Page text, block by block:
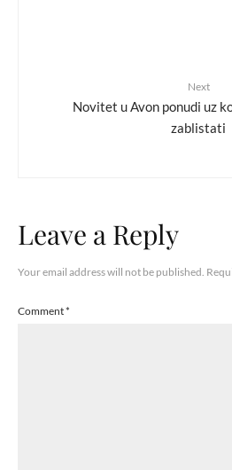
Next
Novitet u Avon ponudi uz
zablistati
Leave a Reply
Your email address will not be published.
Comment*